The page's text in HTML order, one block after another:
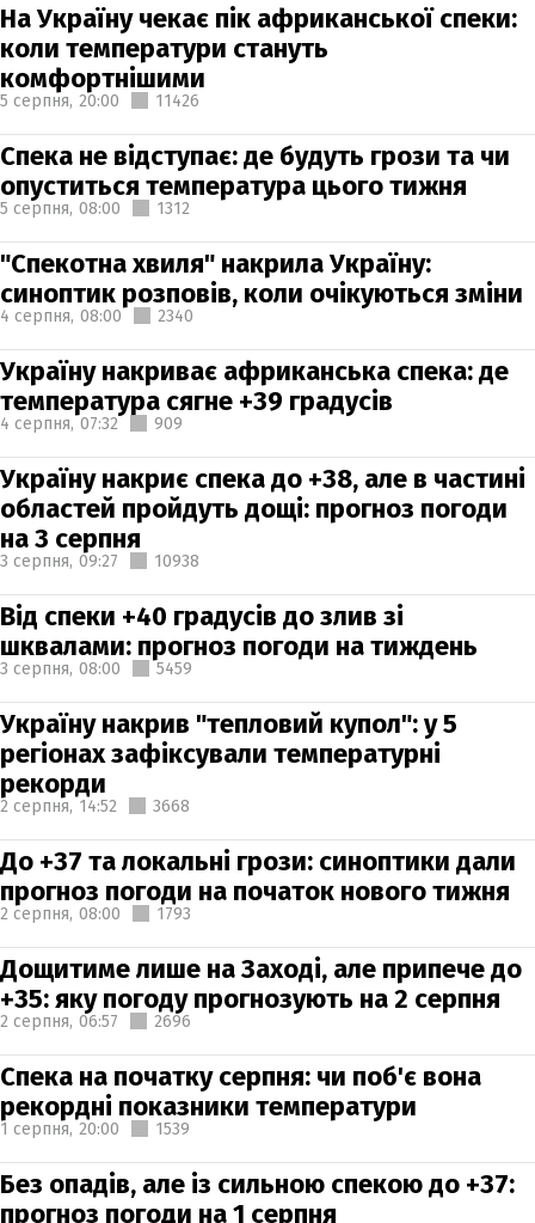
На Україну чекає пік африканської спеки:
коли температури стануть
комфортнішими
5 серпня, 20:00 11426
Спека не відступає: де будуть грози та чи
опуститься температура цього тижня
5 серпня, 08:00 1312
"Спекотна хвиля" накрила Україну:
синоптик розповів, коли очікуються зміни
4 серпня, 08:00 2340
Україну накриває африканська спека: де
температура сягне +39 градусів
4 серпня, 07:32 909
Україну накриє спека до +38, але в частині
областей пройдуть дощі: прогноз погоди
на 3 серпня
3 серпня, 09:27 10938
Від спеки +40 градусів до злив зі
шквалами: прогноз погоди на тиждень
3 серпня, 08:00 5459
Україну накрив "тепловий купол": у 5
регіонах зафіксували температурні
рекорди
2 серпня, 14:52 3668
До +37 та локальні грози: синоптики дали
прогноз погоди на початок нового тижня
2 серпня, 08:00 1793
Дощитиме лише на Заході, але припече до
+35: яку погоду прогнозують на 2 серпня
2 серпня, 06:57 2696
Спека на початку серпня: чи поб'є вона
рекордні показники температури
1 серпня, 20:00 1539
Без опадів, але із сильною спекою до +37:
прогноз погоди на 1 серпня